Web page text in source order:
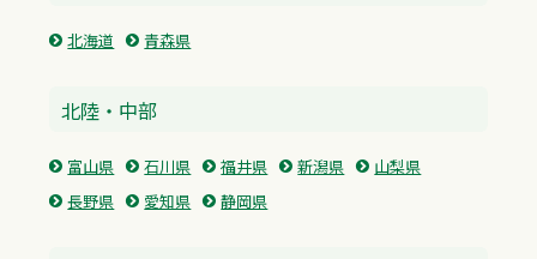
北海道 青森県
北陸・中部
富山県 石川県 福井県 新潟県
山梨県
長野県
愛知県 静岡県